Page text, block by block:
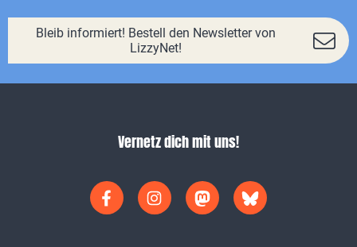
Bleib informiert! Bestell den Newsletter von
LizzyNet!
Vernetz dich mit uns!